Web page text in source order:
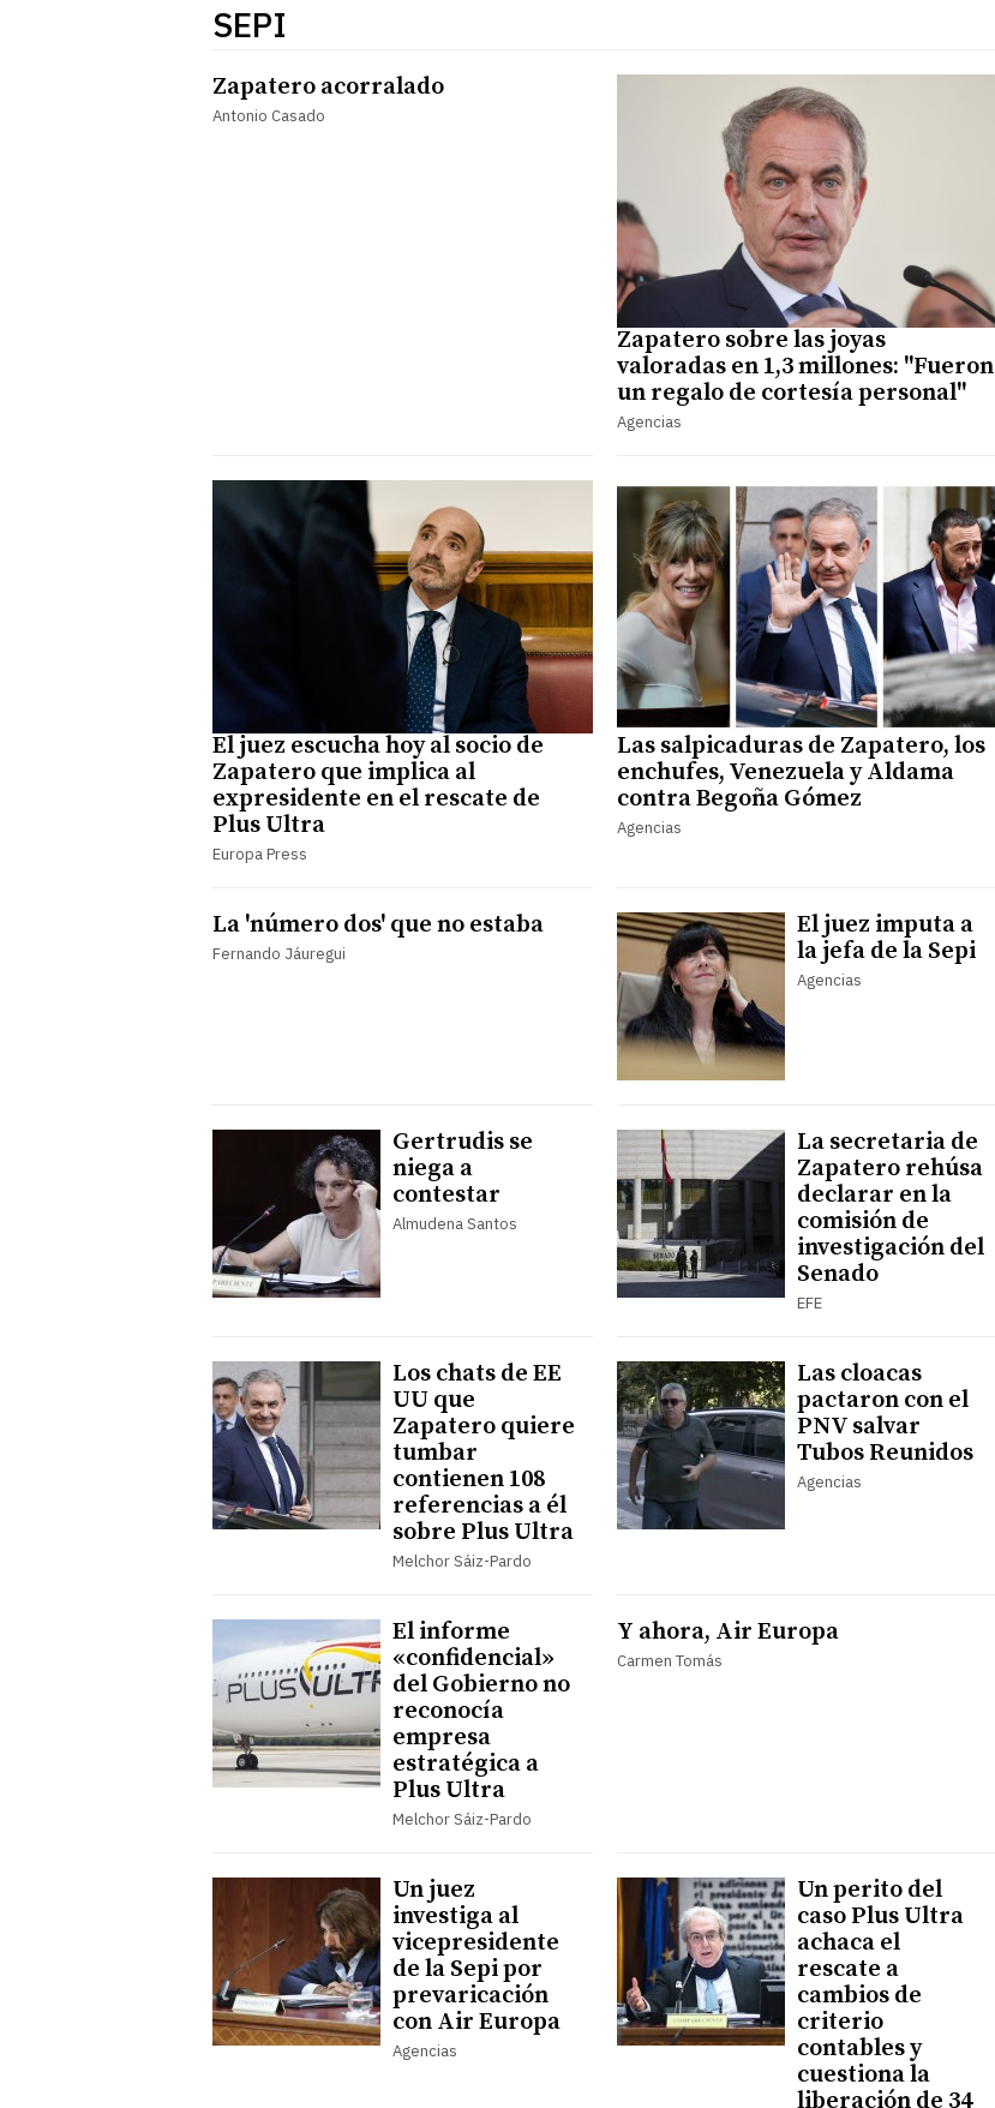
SEPI
Zapatero acorralado
Antonio Casado
Zapatero sobre las joyas
valoradas en 1,3 millones: "Fueron
un regalo de cortesía personal"
Agencias
El juez escucha hoy al socio de
Zapatero que implica al
expresidente en el rescate de
Plus Ultra
Europa Press
Las salpicaduras de Zapatero, los
enchufes, Venezuela y Aldama
contra Begoña Gómez
Agencias
La 'número dos' que no estaba
Fernando Jáuregui
El juez imputa a
la jefa de la Sepi
Agencias
Gertrudis se
niega a
contestar
Almudena Santos
La secretaria de
Zapatero rehúsa
declarar en la
comisión de
investigación del
Senado
EFE
Los chats de EE
UU que
Zapatero quiere
tumbar
contienen 108
referencias a él
sobre Plus Ultra
Melchor Sáiz-Pardo
Las cloacas
pactaron con el
PNV salvar
Tubos Reunidos
Agencias
El informe
«confidencial»
del Gobierno no
reconocía
empresa
estratégica a
Plus Ultra
Melchor Sáiz-Pardo
Y ahora, Air Europa
Carmen Tomás
Un juez
investiga al
vicepresidente
de la Sepi por
prevaricación
con Air Europa
Agencias
Un perito del
caso Plus Ultra
achaca el
rescate a
cambios de
criterio
contables y
cuestiona la
liberación de 34